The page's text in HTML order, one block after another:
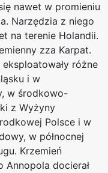
nawet w promieniu
Narzędzia z niego
na terenie Holandii.
zza Karpat.
różne
i w
w środkowo-
z Wyżyny
Polsce i w
w północnej
Krzemień
Annopola docierał